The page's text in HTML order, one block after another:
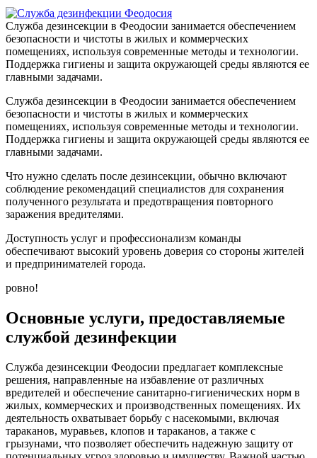
Служба дезинсекции в Феодосии занимается обеспечением
безопасности и чистоты в жилых и коммерческих
помещениях, используя современные методы и технологии.
Поддержка гигиены и защита окружающей среды являются ее
главными задачами.
Служба дезинсекции в Феодосии занимается обеспечением
безопасности и чистоты в жилых и коммерческих
помещениях, используя современные методы и технологии.
Поддержка гигиены и защита окружающей среды являются ее
главными задачами.
Что нужно сделать после дезинсекции, обычно включают
соблюдение рекомендаций специалистов для сохранения
полученного результата и предотвращения повторного
заражения вредителями.
Доступность услуг и профессионализм команды
обеспечивают высокий уровень доверия со стороны жителей
и предпринимателей города.
ровно!
Основные услуги, предоставляемые
службой дезинфекции
Служба дезинсекции Феодосии предлагает комплексные
решения, направленные на избавление от различных
вредителей и обеспечение санитарно-гигиенических норм в
жилых, коммерческих и производственных помещениях. Их
деятельность охватывает борьбу с насекомыми, включая
тараканов, муравьев, клопов и тараканов, а также с
грызунами, что позволяет обеспечить надежную защиту от